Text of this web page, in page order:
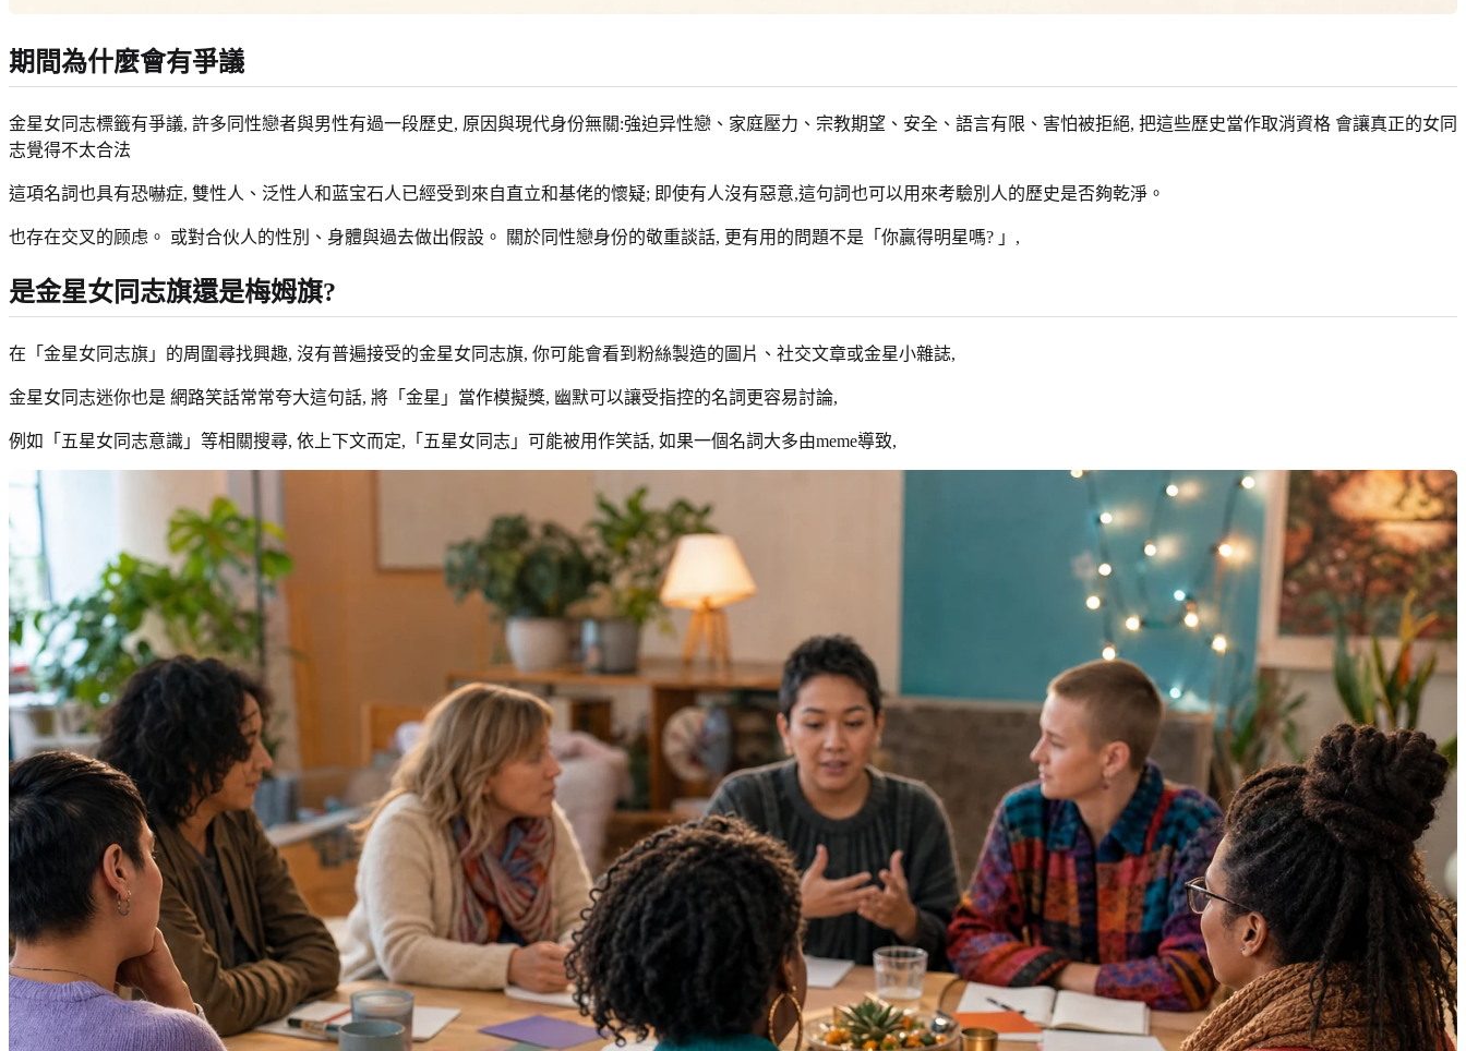
期間為什麼會有爭議
金星女同志標籤有爭議, 許多同性戀者與男性有過一段歷史, 原因與現代身份無關:強迫异性戀、家庭壓力、宗教期望、安全、語言有限、害怕被拒絕, 把這些歷史當作取消資格 會讓真正的女同
志覺得不太合法
這項名詞也具有恐嚇症, 雙性人、泛性人和蓝宝石人已經受到來自直立和基佬的懷疑; 即使有人沒有惡意,這句詞也可以用來考驗別人的歷史是否夠乾淨。
也存在交叉的顾虑。 或對合伙人的性別、身體與過去做出假設。 關於同性戀身份的敬重談話, 更有用的問題不是「你贏得明星嗎? 」,
是金星女同志旗還是梅姆旗?
在「金星女同志旗」的周圍尋找興趣, 沒有普遍接受的金星女同志旗, 你可能會看到粉絲製造的圖片、社交文章或金星小雜誌,
金星女同志迷你也是 網路笑話常常夸大這句話, 將「金星」當作模擬獎, 幽默可以讓受指控的名詞更容易討論,
例如「五星女同志意識」等相關搜尋, 依上下文而定,「五星女同志」可能被用作笑話, 如果一個名詞大多由meme導致,